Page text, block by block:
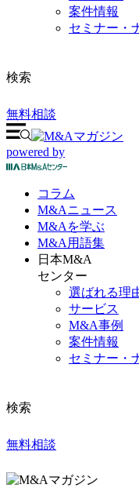
案件情報
セミナー・
検索
無料相談
powered by
コラム
M&Aニュース
M&Aを学ぶ
M&A 用語集
日本M&A
センター
選ばれる理
サービス
M&A事例
案件情報
セミナー・
検索
無料相談